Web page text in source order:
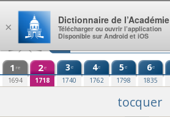
Aller au contenu
1 re
1694
2e
1718
3e
1740
4e
1762
5e
1798
6e
1835
tocquer
×
Dictionnaire de l’Académie
Télécharger ou ouvrir l’application
Disponible sur Android et iOS